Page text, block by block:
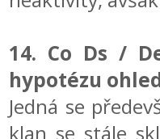
14. Co Ds /
hypotézu
Jedná se
klan se stále